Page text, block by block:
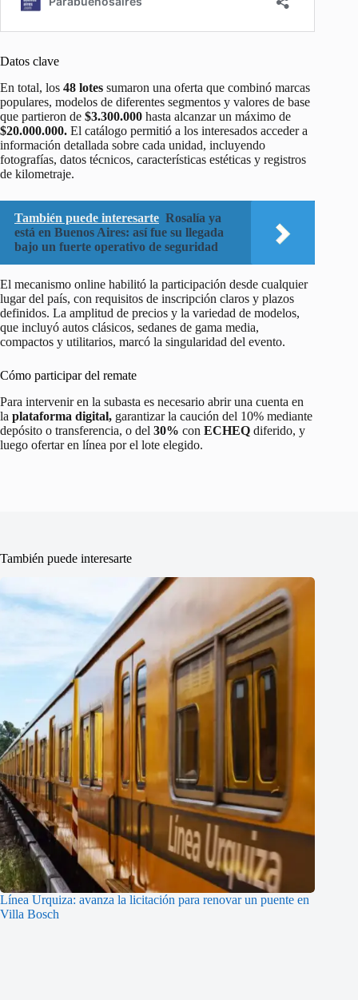
Datos clave
En total, los 48 lotes sumaron una oferta que combinó marcas
populares, modelos de diferentes segmentos y valores de base
que partieron de $3.300.000 hasta alcanzar un máximo de
$20.000.000. El catálogo permitió a los interesados acceder a
información detallada sobre cada unidad, incluyendo
fotografías, datos técnicos, características estéticas y registros
de kilometraje.
También puede interesarte Rosalía ya
está en Buenos Aires: así fue su llegada
bajo un fuerte operativo de seguridad
El mecanismo online habilitó la participación desde cualquier
lugar del país, con requisitos de inscripción claros y plazos
definidos. La amplitud de precios y la variedad de modelos,
que incluyó autos clásicos, sedanes de gama media,
compactos y utilitarios, marcó la singularidad del evento.
Cómo participar del remate
Para intervenir en la subasta es necesario abrir una cuenta en
la plataforma digital, garantizar la caución del 10% mediante
depósito o transferencia, o del 30% con ECHEQ diferido, y
luego ofertar en línea por el lote elegido.
También puede interesarte
Línea Urquiza: avanza la licitación para renovar un puente en
Villa Bosch